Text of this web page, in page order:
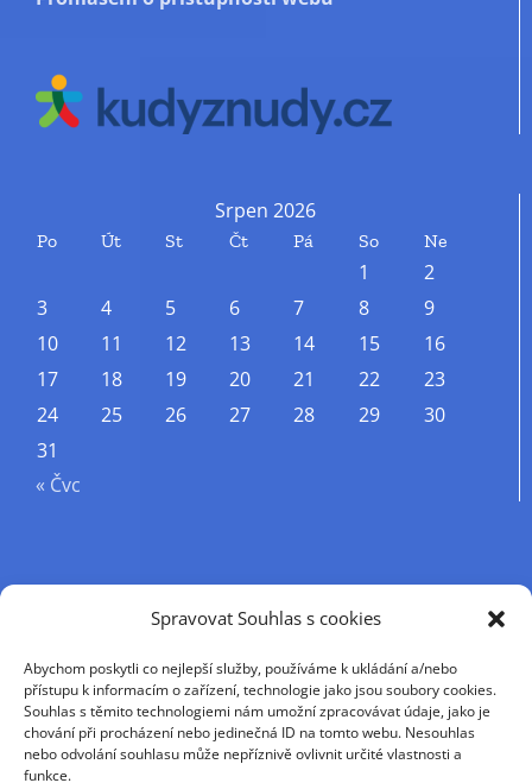
Spravovat Souhlas s cookies
Abychom poskytli co nejlepší služby, používáme k ukládání a/nebo
přístupu k informacím o zařízení, technologie jako jsou soubory cookies.
Souhlas s těmito technologiemi nám umožní zpracovávat údaje, jako je
chování při procházení nebo jedinečná ID na tomto webu. Nesouhlas
nebo odvolání souhlasu může nepříznivě ovlivnit určité vlastnosti a
funkce.
Srpen 2026
Po Út St Čt Pá So Ne
1
2
3
4 5 6 7 8
9
10
11 12 13 14 15
16
17
18 19 20 21 22
23
24
25 26 27 28 29
30
31
« Čvc
Příjmení
Křestní jméno
E-mail